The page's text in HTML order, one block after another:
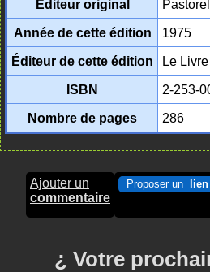
Éditeur original
Année de cette édition
1975
Éditeur de cette édition
Le
ISBN
2-253-
Nombre de pages
286
Ajouter un
commentaire
Proposer un lien
¿ Votre